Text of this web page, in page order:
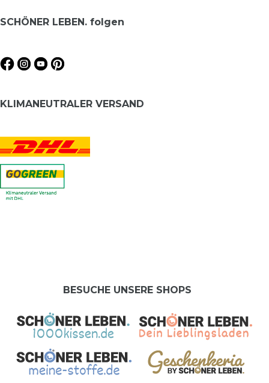
SCHÖNER LEBEN. folgen
KLIMANEUTRALER VERSAND
BESUCHE UNSERE SHOPS